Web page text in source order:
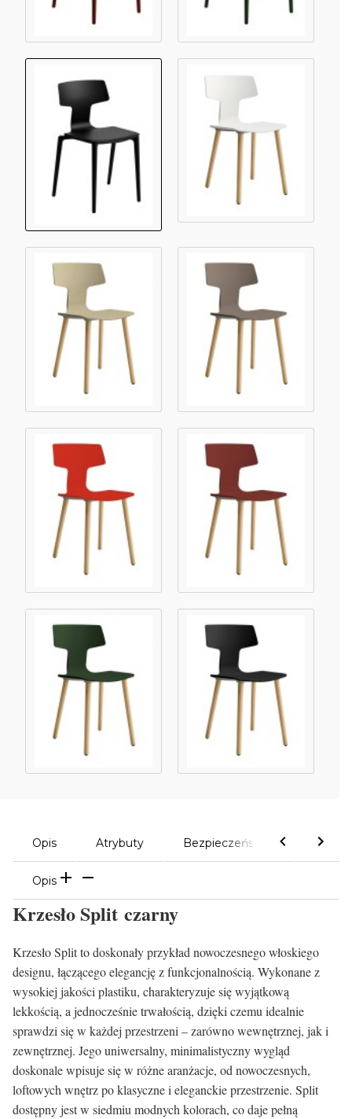
Opis Atrybuty Bezpieczeństwo
Opis
Krzesło Split czarny
Krzesło Split to doskonały przykład nowoczesnego włoskiego
designu, łączącego elegancję z funkcjonalnością. Wykonane z
wysokiej jakości plastiku, charakteryzuje się wyjątkową
lekkością, a jednocześnie trwałością, dzięki czemu idealnie
sprawdzi się w każdej przestrzeni – zarówno wewnętrznej, jak i
zewnętrznej. Jego uniwersalny, minimalistyczny wygląd
doskonale wpisuje się w różne aranżacje, od nowoczesnych,
loftowych wnętrz po klasyczne i eleganckie przestrzenie. Split
dostępny jest w siedmiu modnych kolorach, co daje pełną